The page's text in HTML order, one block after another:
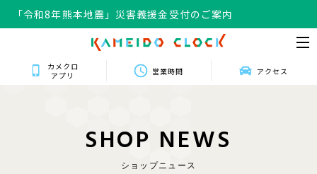
「令和8年熊本地震」災害義援金受付のご案内
カメクロ
アプリ
営業時間 アクセス
SHOP NEWS
ショップニュース